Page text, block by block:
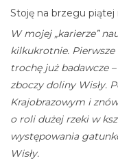
Stoję na brzegu piątej
W mojej „karierze”
kilkukrotnie.
trochę już badawcze
zboczy doliny Wisły.
Krajobrazowym i
o roli dużej rzeki w
występowania
Wisły.